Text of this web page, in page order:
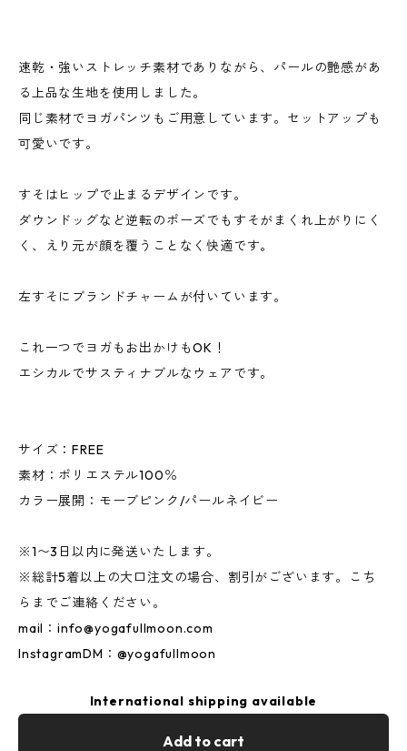
速乾・強いストレッチ素材でありながら、パールの艶感があ
る上品な生地を使用しました。
同じ素材でヨガパンツもご用意しています。セットアップも
可愛いです。
すそはヒップで止まるデザインです。
ダウンドッグなど逆転のポーズでもすそがまくれ上がりにく
く、えり元が顔を覆うことなく快適です。
左すそにブランドチャームが付いています。
これ一つでヨガもお出かけもOK！
エシカルでサスティナブルなウェアです。
サイズ：FREE
素材：ポリエステル100％
カラー展開：モーブピンク/パールネイビー
※1〜3日以内に発送いたします。
※総計5着以上の大口注文の場合、割引がございます。こち
らまでご連絡ください。
mail： info@yogafullmoon.com
InstagramDM：@yogafullmoon
International shipping available
Add to cart